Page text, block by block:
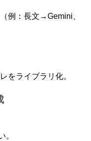
例：長文→Gemini、
をライブラリ化。